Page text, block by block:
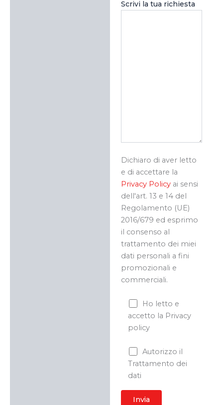
Scrivi la tua richiesta
Dichiaro di aver letto
e di accettare la
Privacy Policyai sensi
dell'art. 13 e 14 del
Regolamento (UE)
2016/679 ed esprimo
il consenso al
trattamento dei miei
dati personali a fini
promozionali e
commerciali.
Ho letto e
accetto la Privacy
policy
Autorizzo il
Trattamento dei
dati